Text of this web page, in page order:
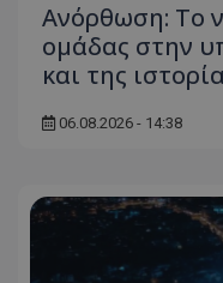
Ανόρθωση: Το
ομάδας στην
και της
06.08.2026 - 14:38